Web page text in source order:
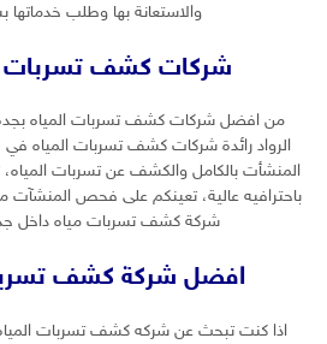
والاستعانة بها وطلب
شركات كشف تسربات
من افضل شركات كشف تسربات المياه
الرواد رائدة شركات كشف تسربات المياه
المنشأت بالكامل والكشف عن تسربات
باحترافيه عالية، تعينكم على فحص
شركة كشف تسربات مياه داخل جده
افضل شركة كشف
اذا كنت تبحث عن شركه كشف تسربات